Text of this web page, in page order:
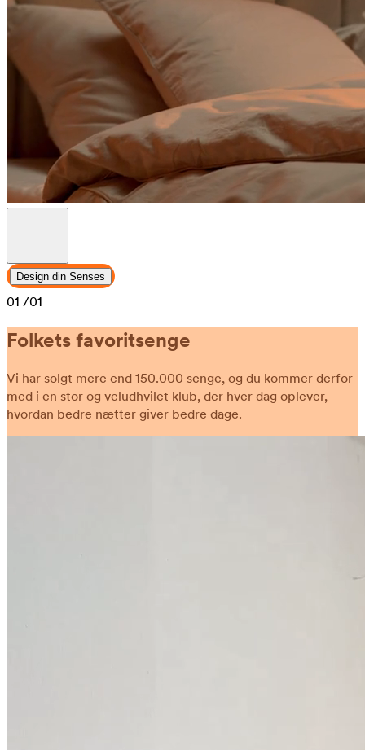
Design din Senses
01 /01
Folkets favoritsenge
Vi har solgt mere end 150.000 senge, og du kommer derfor
med i en stor og veludhvilet klub, der hver dag oplever,
hvordan bedre nætter giver bedre dage.